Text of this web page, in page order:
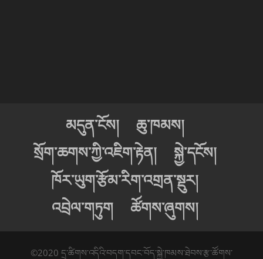
མདུན་ངོས།
ཆུ་ཁམས།
སྲོག་ཆགས་ཀྱི་འཇིག་རྟེན།
སྐྱེ་དངོས།
ཁོར་ཡུག་རྩོམ་རིག་འགྲན་སྡུར།
འབྲེལ་གཏུག
ཚོགས་ཞུགས།
©2020 དྲ་ཚིགས་འདིའི་བདག་དབང་བོད་སྐྱེ་ཁམས་ཐེབས་རྩ་ཚོགས་